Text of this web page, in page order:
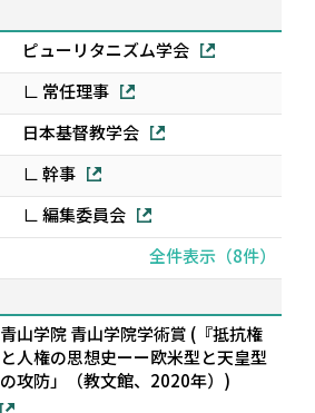
ピューリタニズム学会
∟ 常任理事
日本基督教学会
∟ 幹事
∟ 編集委員会
全件表示（8件）
青山学院 青山学院学術賞 (『抵抗権
と人権の思想史ーー欧米型と天皇型
の攻防」（教文館、2020年）)